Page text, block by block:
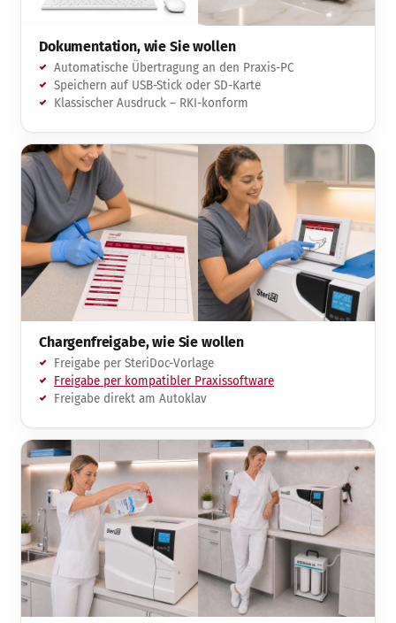
Dokumentation, wie Sie wollen
Automatische Übertragung an den Praxis-PC
Speichern auf USB-Stick oder SD-Karte
Klassischer Ausdruck – RKI-konform
Chargenfreigabe, wie Sie wollen
Freigabe per SteriDoc-Vorlage
Freigabe per kompatibler Praxissoftware
Freigabe direkt am Autoklav